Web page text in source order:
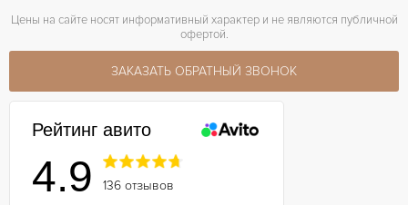
Цены на сайте носят информативный характер и не являются публичной
офертой.
ЗАКАЗАТЬ ОБРАТНЫЙ ЗВОНОК
Рейтинг авито
4.9 136 отзывов